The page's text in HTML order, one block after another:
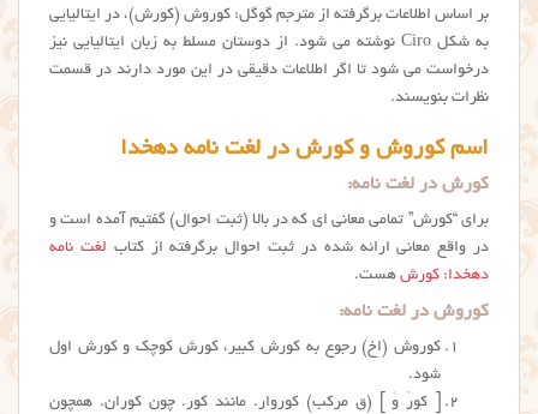
بر اساس اطلاعات برگرفته از مترجم گوگل: کوروش (کورش)، در ایتالیایی
به شکل Ciro نوشته می شود. از دوستان مسلط به زبان ایتالیایی نیز
درخواست می شود تا اگر اطلاعات دقیقی در این مورد دارند در قسمت
نظرات بنویسند.
اسم کوروش و کورش در لغت نامه دهخدا
کورش در لغت نامه:
برای “كورش” تمامی معانی ای که در بالا (ثبت احوال) گفتیم آمده است و
در واقع معانی ارائه شده در ثبت احوال برگرفته از کتاب لغت نامه
دهخدا: کورش هست.
کوروش در لغت نامه:
کوروش (اِخ) رجوع به کورش کبیر، کورش کوچک و کورش اول
شود.
[ کورْ وَ ] (ق مرکب) کوروار. مانند کور. چون کوران. همچون